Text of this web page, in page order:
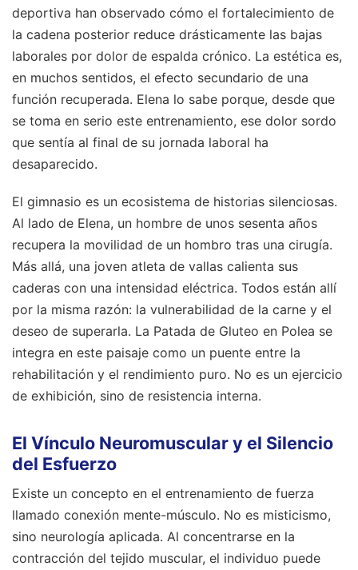
deportiva han observado cómo el fortalecimiento de
la cadena posterior reduce drásticamente las bajas
laborales por dolor de espalda crónico. La estética es,
en muchos sentidos, el efecto secundario de una
función recuperada. Elena lo sabe porque, desde que
se toma en serio este entrenamiento, ese dolor sordo
que sentía al final de su jornada laboral ha
desaparecido.
El gimnasio es un ecosistema de historias silenciosas.
Al lado de Elena, un hombre de unos sesenta años
recupera la movilidad de un hombro tras una cirugía.
Más allá, una joven atleta de vallas calienta sus
caderas con una intensidad eléctrica. Todos están allí
por la misma razón: la vulnerabilidad de la carne y el
deseo de superarla. La Patada de Gluteo en Polea se
integra en este paisaje como un puente entre la
rehabilitación y el rendimiento puro. No es un ejercicio
de exhibición, sino de resistencia interna.
El Vínculo Neuromuscular y el Silencio
del Esfuerzo
Existe un concepto en el entrenamiento de fuerza
llamado conexión mente-músculo. No es misticismo,
sino neurología aplicada. Al concentrarse en la
contracción del tejido muscular, el individuo puede